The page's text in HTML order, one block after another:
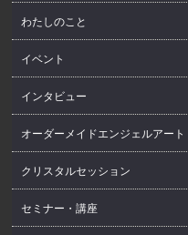
わたしのこと
イベント
インタビュー
オーダーメイドエンジェルアート
クリスタルセッション
セミナー・講座